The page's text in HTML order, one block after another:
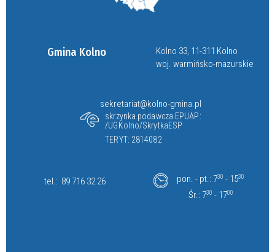
Gmina Kolno
Kolno 33, 11-311 Kolno
woj. warmińsko-mazurskie
sekretariat@kolno-gmina.pl
skrzynka podawcza EPUAP:
/UGKolno/SkrytkaESP
TERYT: 2814082
tel.: 89 716 32 26 pon. - pt.: 730 - 1530
Śr.: 730 - 1700